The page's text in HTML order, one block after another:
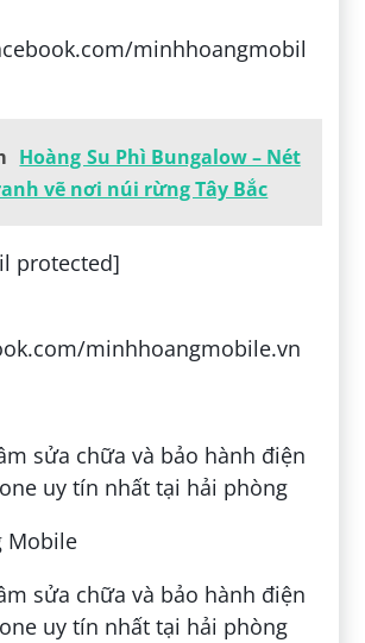
minhhoangmobil
Hoàng Su Phì Bungalow – Nét
vẽ nơi núi rừng Tây Bắc
protected]
minhhoangmobile.vn
Mobile